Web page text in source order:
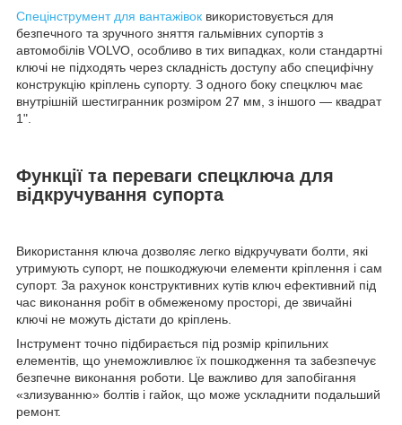
Спецінструмент для вантажівок використовується для
безпечного та зручного зняття гальмівних супортів з
автомобілів VOLVO, особливо в тих випадках, коли стандартні
ключі не підходять через складність доступу або специфічну
конструкцію кріплень супорту. З одного боку спецключ має
внутрішній шестигранник розміром 27 мм, з іншого — квадрат
1".
Функції та переваги спецключа для
відкручування супорта
Використання ключа дозволяє легко відкручувати болти, які
утримують супорт, не пошкоджуючи елементи кріплення і сам
супорт. За рахунок конструктивних кутів ключ ефективний під
час виконання робіт в обмеженому просторі, де звичайні
ключі не можуть дістати до кріплень.
Інструмент точно підбирається під розмір кріпильних
елементів, що унеможливлює їх пошкодження та забезпечує
безпечне виконання роботи. Це важливо для запобігання
«злизуванню» болтів і гайок, що може ускладнити подальший
ремонт.